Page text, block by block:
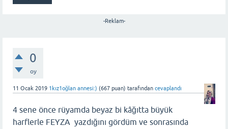
-Reklam-
0
oy
11 Ocak 2019 1kız1oğlan annesi:) (667 puan) tarafından cevaplandı
4 sene önce rüyamda beyaz bi kâğıtta büyük
harflerle FEYZA yazdığını gördüm ve sonrasında